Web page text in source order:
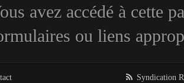
avez accédé à cette
ou liens
Syndication